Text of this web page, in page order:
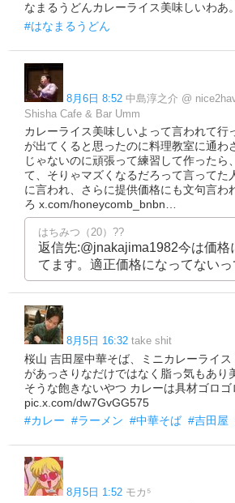
なまるうどんカレーライス美味しいわあ。
#はなまるうどん
8月6日 8:52 中島淳之介 @
Shisha Cafe & Bar Umm
カレーライス美味しいよって言われて行
が出てくると思ったのに料理教室に通わ
じゃないのに頑張って練習して作ったら
て、そりゃマズくなるだろって言ってた
に言われ、さらに提供価格にも文句言わ
ろ x.com/honeycomb_bnbn…
はちみつ（20）??
返信先:@jnakajima1982今は価格
てます。適正価格になってないっ
8月5日 16:32 take shit
桜山 吉田屋中華そば、ミニカレーライ
があっさりなだけではなく脂っ気もあり
そうな飽きないやつ カレーは具材ゴロ
pic.x.com/dw7GvGG575
#カレー #ラーメン #中華そば #吉田屋
8月5日 1:52 モカ⁵